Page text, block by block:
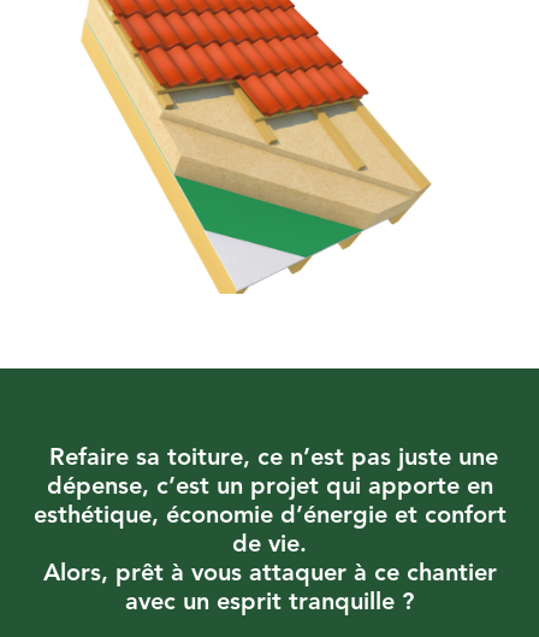
Refaire sa toiture, ce n’est pas juste une
dépense, c’est un projet qui apporte en
esthétique, économie d’énergie et confort
de vie.
Alors, prêt à vous attaquer à ce chantier
avec un esprit tranquille ?